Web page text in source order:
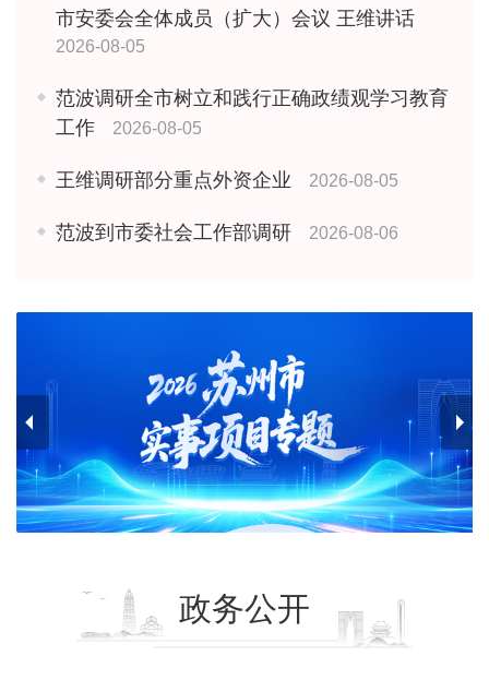
市安委会全体成员（扩大）会议 王维讲话
2026-08-05
范波调研全市树立和践行正确政绩观学习教育
工作
2026-08-05
王维调研部分重点外资企业 2026-08-05
范波到市委社会工作部调研 2026-08-06
政务公开